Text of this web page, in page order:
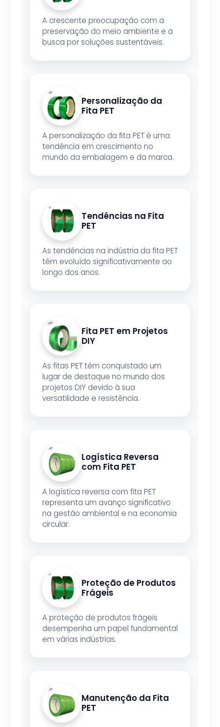
A crescente preocupação com a
preservação do meio ambiente e a
busca por soluções sustentáveis.
Personalização da
Fita PET
A personalização da fita PET é uma
tendência em crescimento no
mundo da embalagem e da marca.
Tendências na Fita
PET
As tendências na indústria da fita PET
têm evoluído significativamente ao
longo dos anos.
Fita PET em Projetos
DIY
As fitas PET têm conquistado um
lugar de destaque no mundo dos
projetos DIY devido à sua
versatilidade e resistência.
Logística Reversa
com Fita PET
A logística reversa com fita PET
representa um avanço significativo
na gestão ambiental e na economia
circular.
Proteção de Produtos
Frágeis
A proteção de produtos frágeis
desempenha um papel fundamental
em várias indústrias.
Manutenção da Fita
PET